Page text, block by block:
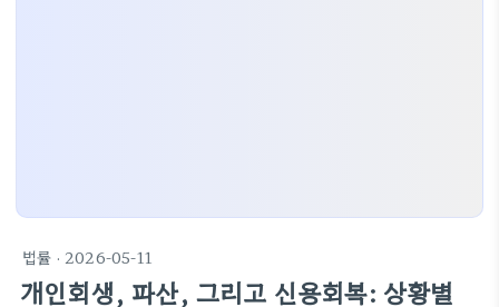
법률 · 2026-05-11
개인회생, 파산, 그리고 신용회복: 상황별